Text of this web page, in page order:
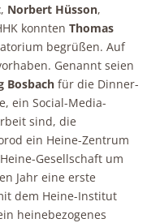
, Norbert Hüsson,
konnten Thomas
begrüßen. Auf
Genannt seien
Bosbach für die Dinner-
ein Social-Media-
sind, die
ein Heine-Zentrum
Gesellschaft um
Jahr eine erste
dem Heine-Institut
heinebezogenes